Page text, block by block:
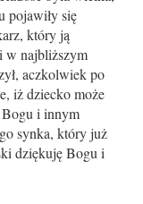
pojawiły się
który ją
w najbliższym
aczkolwiek po
iż dziecko może
Bogu i innym
synka, który już
dziękuję Bogu i